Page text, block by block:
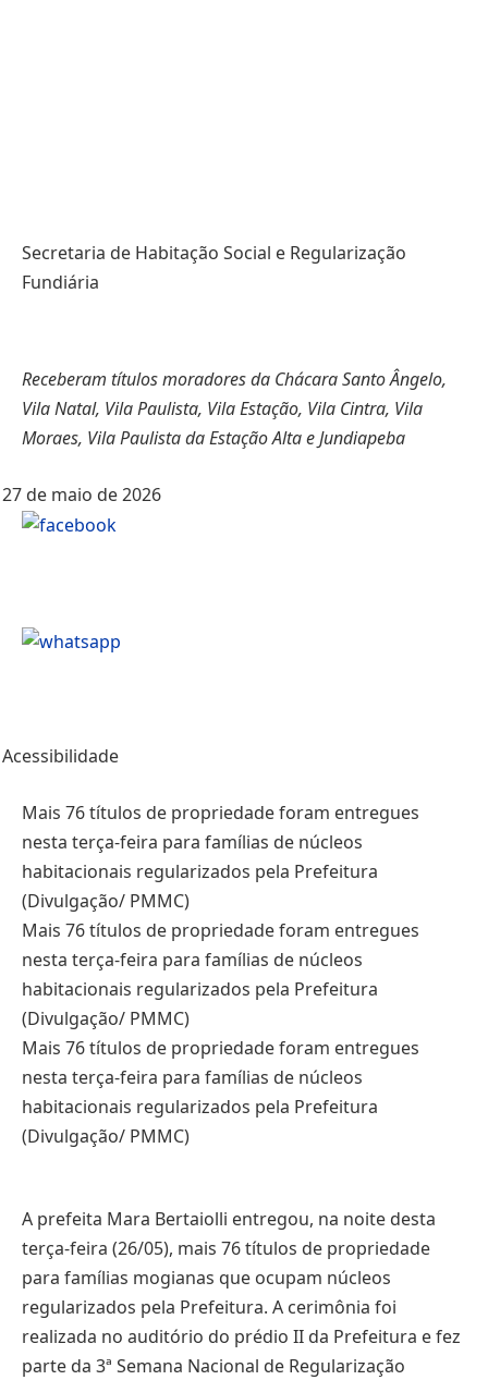
Secretaria de Habitação Social e Regularização
Fundiária
Receberam títulos moradores da Chácara Santo Ângelo,
Vila Natal, Vila Paulista, Vila Estação, Vila Cintra, Vila
Moraes, Vila Paulista da Estação Alta e Jundiapeba
27 de maio de 2026
Acessibilidade
Mais 76 títulos de propriedade foram entregues
nesta terça-feira para famílias de núcleos
habitacionais regularizados pela Prefeitura
(Divulgação/ PMMC)
Mais 76 títulos de propriedade foram entregues
nesta terça-feira para famílias de núcleos
habitacionais regularizados pela Prefeitura
(Divulgação/ PMMC)
Mais 76 títulos de propriedade foram entregues
nesta terça-feira para famílias de núcleos
habitacionais regularizados pela Prefeitura
(Divulgação/ PMMC)
A prefeita Mara Bertaiolli entregou, na noite desta
terça-feira (26/05), mais 76 títulos de propriedade
para famílias mogianas que ocupam núcleos
regularizados pela Prefeitura. A cerimônia foi
realizada no auditório do prédio II da Prefeitura e fez
parte da 3ª Semana Nacional de Regularização